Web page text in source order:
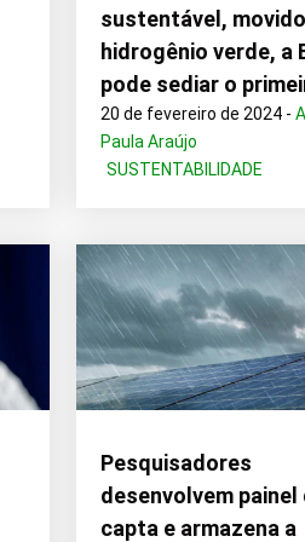
sustentável,
hidrogênio verde, a
pode sediar o
20 de fevereiro de 2024 -
Paula Araújo
SUSTENTABILIDADE
Pesquisadores
desenvolvem painel
capta e armazena a